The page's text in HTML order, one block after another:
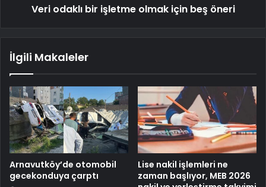
Veri odaklı bir işletme olmak için beş öneri
İlgili Makaleler
Arnavutköy’de otomobil
gecekonduya çarptı
Lise nakil işlemleri ne
zaman başlıyor, MEB 2026